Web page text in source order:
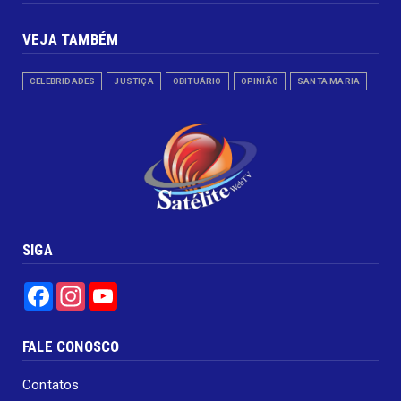
VEJA TAMBÉM
CELEBRIDADES JUSTIÇA OBITUÁRIO OPINIÃO SANTA MARIA
SIGA
FacebookInstagram
FALE CONOSCO
Contatos